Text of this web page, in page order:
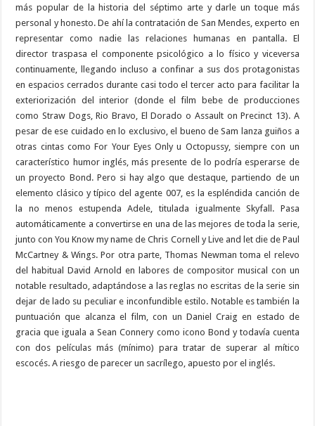
más popular de la historia del séptimo arte y darle un toque más
personal y honesto. De ahí la contratación de San Mendes, experto en
representar como nadie las relaciones humanas en pantalla. El
director traspasa el componente psicológico a lo físico y viceversa
continuamente, llegando incluso a confinar a sus dos protagonistas
en espacios cerrados durante casi todo el tercer acto para facilitar la
exteriorización del interior (donde el film bebe de producciones
como Straw Dogs, Rio Bravo, El Dorado o Assault on Precinct 13). A
pesar de ese cuidado en lo exclusivo, el bueno de Sam lanza guiños a
otras cintas como For Your Eyes Only u Octopussy, siempre con un
característico humor inglés, más presente de lo podría esperarse de
un proyecto Bond. Pero si hay algo que destaque, partiendo de un
elemento clásico y típico del agente 007, es la espléndida canción de
la no menos estupenda Adele, titulada igualmente Skyfall. Pasa
automáticamente a convertirse en una de las mejores de toda la serie,
junto con You Know my name de Chris Cornell y Live and let die de Paul
McCartney & Wings. Por otra parte, Thomas Newman toma el relevo
del habitual David Arnold en labores de compositor musical con un
notable resultado, adaptándose a las reglas no escritas de la serie sin
dejar de lado su peculiar e inconfundible estilo. Notable es también la
puntuación que alcanza el film, con un Daniel Craig en estado de
gracia que iguala a Sean Connery como icono Bond y todavía cuenta
con dos películas más (mínimo) para tratar de superar al mítico
escocés. A riesgo de parecer un sacrílego, apuesto por el inglés.